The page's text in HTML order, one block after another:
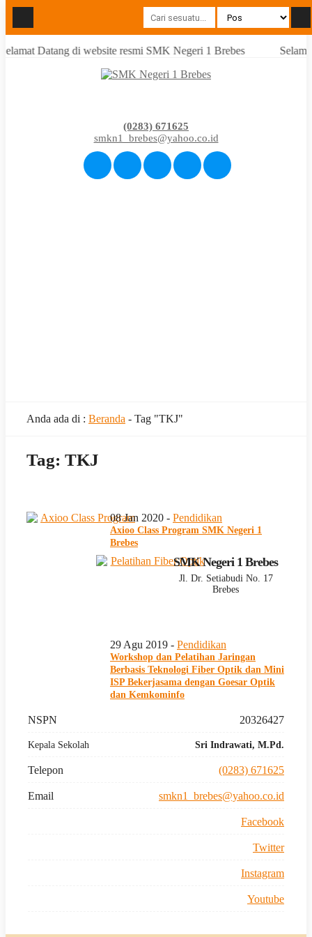
Datang di website resmi SMK Negeri 1 Brebes
(0283) 671625
smkn1_brebes@yahoo.co.id
Anda ada di : Beranda - Tag "TKJ"
Tag: TKJ
08 Jan 2020 - Pendidikan
Axioo Class Program SMK Negeri 1
Brebes
29 Agu 2019 - Pendidikan
Workshop dan Pelatihan Jaringan
Berbasis Teknologi Fiber Optik dan Mini
ISP Bekerjasama dengan Goesar Optik
dan Kemkominfo
SMK Negeri 1 Brebes
Jl. Dr. Setiabudi No. 17
Brebes
NSPN 20326427
Kepala Sekolah Sri Indrawati, M.Pd.
Telepon (0283) 671625
Email smkn1_brebes@yahoo.co.id
Facebook
Twitter
Instagram
Youtube